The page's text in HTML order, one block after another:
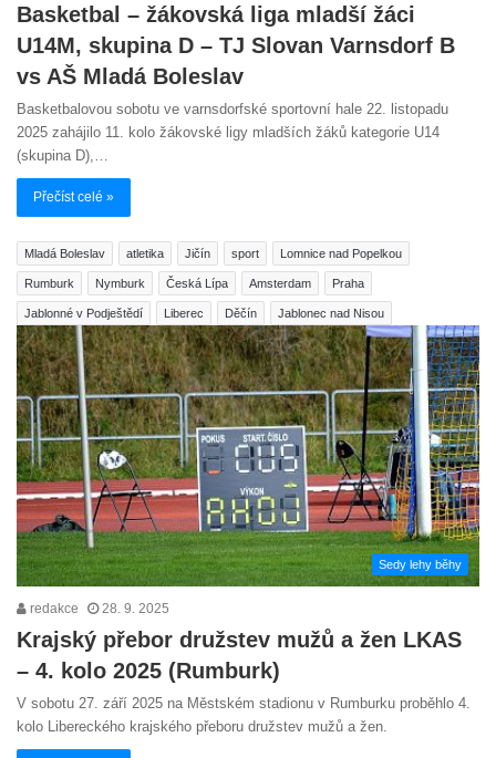
Basketbal – žákovská liga mladší žáci
U14M, skupina D – TJ Slovan Varnsdorf B
vs AŠ Mladá Boleslav
Basketbalovou sobotu ve varnsdorfské sportovní hale 22. listopadu
2025 zahájilo 11. kolo žákovské ligy mladších žáků kategorie U14
(skupina D),…
Přečíst celé »
Mladá Boleslav atletika Jičín sport Lomnice nad Popelkou
Rumburk Nymburk Česká Lípa Amsterdam Praha
Jablonné v Podještědí Liberec Děčín Jablonec nad Nisou
Sedy lehy běhy
redakce 28. 9. 2025
Krajský přebor družstev mužů a žen LKAS
– 4. kolo 2025 (Rumburk)
V sobotu 27. září 2025 na Městském stadionu v Rumburku proběhlo 4.
kolo Libereckého krajského přeboru družstev mužů a žen.